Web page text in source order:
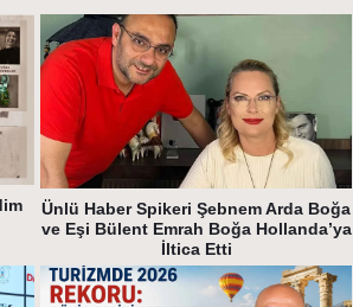
Ünlü Haber Spikeri Şebnem Arda Boğa
ve Eşi Bülent Emrah Boğa Hollanda’ya
İltica Etti